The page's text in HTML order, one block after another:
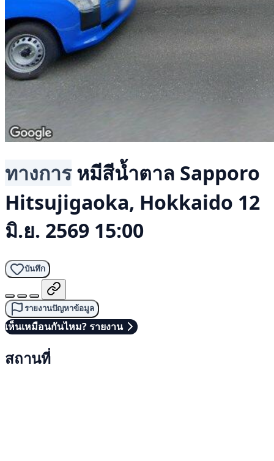
ทางการ หมีสีน้ำตาล Sapporo
Hitsujigaoka, Hokkaido 12
มิ.ย. 2569 15:00
บันทึก
รายงานปัญหาข้อมูล
เห็นเหมือนกันไหม? รายงาน
สถานที่